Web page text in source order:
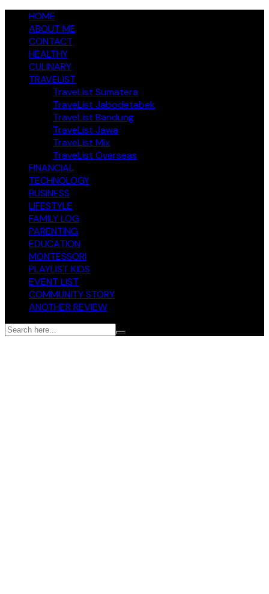
content
jendelakeluarga.com
A Family Fun Journey
HOME
ABOUT ME
CONTACT
HEALTHY
CULINARY
TRAVELIST
TraveList Sumatera
TraveList Jabodetabek
TraveList Bandung
TraveList Jawa
TraveList Mix
TraveList Overseas
FINANCIAL
TECHNOLOGY
BUSINESS
LIFESTYLE
FAMILY LOG
PARENTING
EDUCATION
MONTESSORI
PLAYLIST KIDS
EVENT LIST
COMMUNITY STORY
ANOTHER REVIEW